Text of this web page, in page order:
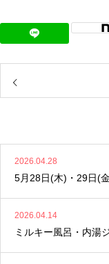
2026.04.28
5月28日(木)・29日(
2026.04.14
ミルキー風呂・内